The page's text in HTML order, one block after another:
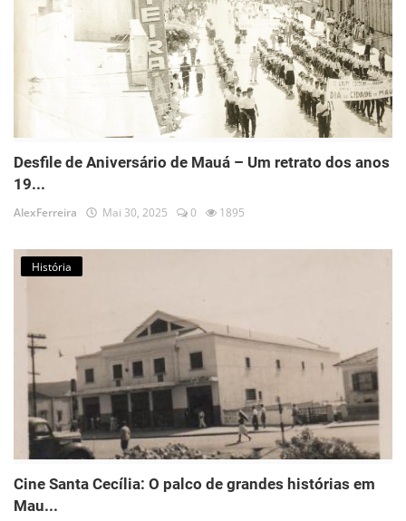
Desfile de Aniversário de Mauá – Um retrato dos anos
19...
AlexFerreira Mai 30, 2025 0 1895
História
Cine Santa Cecília: O palco de grandes histórias em
Mau...